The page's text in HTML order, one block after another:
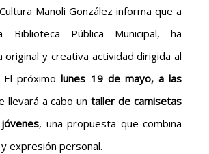
Manoli González informa que a
Pública Municipal, ha
original y creativa actividad dirigida al
El próximolunes 19 de mayo, a las
llevará a cabo untaller de camisetas
, una propuesta que combina
expresión personal.